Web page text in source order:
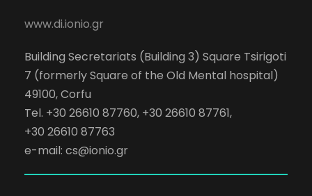
www.di.ionio.gr
Building Secretariats (Building 3) Square Tsirigoti
7 (formerly Square of the Old Mental hospital)
49100, Corfu
Tel. +30 26610 87760, +30 26610 87761,
+30 26610 87763
e-mail: cs@ionio.gr